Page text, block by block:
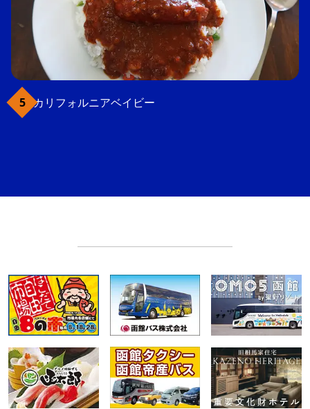
カリフォルニアベイビー